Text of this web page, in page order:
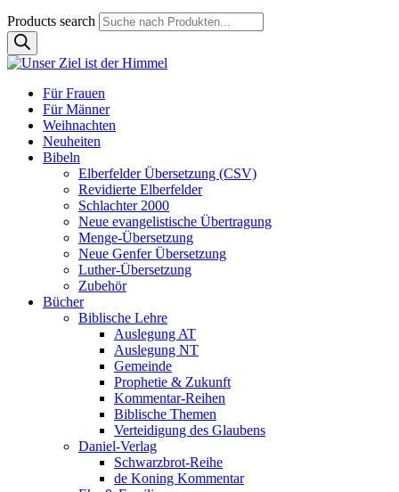
Products search
Für Frauen
Für Männer
Weihnachten
Neuheiten
Bibeln
Elberfelder Übersetzung (CSV)
Revidierte Elberfelder
Schlachter 2000
Neue evangelistische Übertragung
Menge-Übersetzung
Neue Genfer Übersetzung
Luther-Übersetzung
Zubehör
Bücher
Biblische Lehre
Auslegung AT
Auslegung NT
Gemeinde
Prophetie & Zukunft
Kommentar-Reihen
Biblische Themen
Verteidigung des Glaubens
Daniel-Verlag
Schwarzbrot-Reihe
de Koning Kommentar